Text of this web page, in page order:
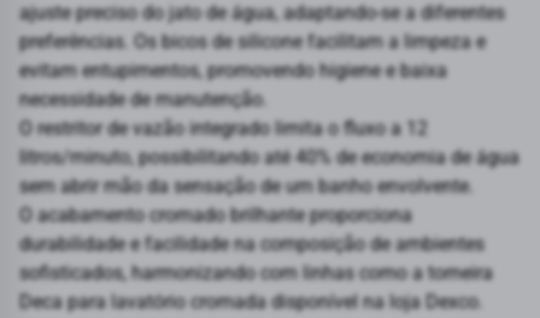
ajuste preciso do jato de água, adaptando-se a diferentes
preferências. Os bicos de silicone facilitam a limpeza e
evitam entupimentos, promovendo higiene e baixa
necessidade de manutenção.
O restritor de vazão integrado limita o fluxo a 12
litros/minuto, possibilitando até 40% de economia de água
sem abrir mão da sensação de um banho envolvente.
O acabamento cromado brilhante proporciona
durabilidade e facilidade na composição de ambientes
sofisticados, harmonizando com linhas como a torneira
Deca para lavatório cromada disponível na loja Dexco.